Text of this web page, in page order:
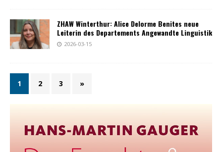
ZHAW Winterthur: Alice Delorme Benites neue
Leiterin des Departements Angewandte Linguistik
2026-03-15
1 2 3 »